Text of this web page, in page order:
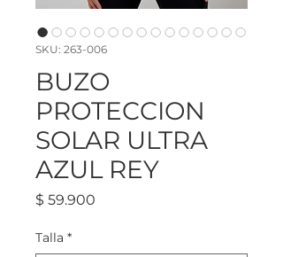
SKU: 263-006
BUZO
PROTECCION
SOLAR ULTRA
AZUL REY
$ 59.900
Talla *